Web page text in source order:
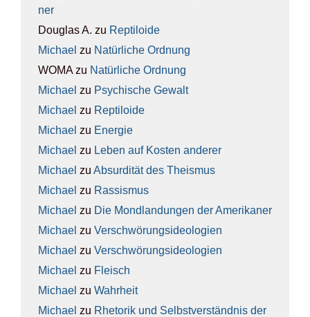
ner
Douglas A. zu Rep­ti­lo­ide
Michael zu Natür­li­che Ord­nung
WOMAzu Natür­li­che Ord­nung
Michael zu Psy­chi­sche Gewalt
Michael zu Rep­ti­lo­ide
Michael zu Ener­gie
Michael zu Leben auf Kos­ten ande­rer
Michael zu Absur­di­tät des The­is­mus
Michael zu Ras­sis­mus
Michael zu Die Mond­lan­dun­gen der Ame­ri­ka­ner
Michael zu Ver­schwö­rungs­ideo­lo­gien
Michael zu Ver­schwö­rungs­ideo­lo­gien
Michael zu Fleisch
Michael zu Wahr­heit
Michael zu Rhe­to­rik und Selbst­ver­ständ­nis der